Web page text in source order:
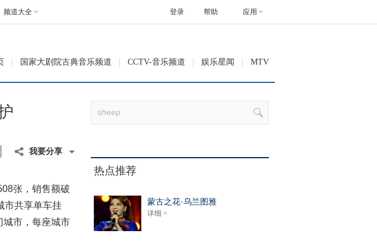
频道大全 帮助 应用
登录
国家大剧院古典音乐频道 CCTV-音乐频道 娱乐星闻 MTV
我要分享
张，销售额破
市共享单车挂
城市，每座城市
热点推荐
蒙古之花·乌兰图雅
详细 >